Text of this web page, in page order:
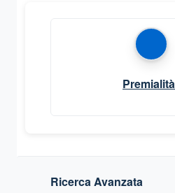
Premialità
Ricerca Avanzata